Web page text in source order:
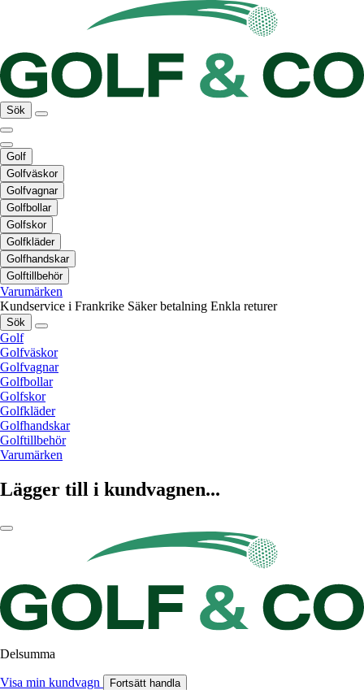
Sök
Golf
Golfväskor
Golfvagnar
Golfbollar
Golfskor
Golfkläder
Golfhandskar
Golftillbehör
Varumärken
Kundservice i Frankrike Säker betalning Enkla returer
Sök
Golf
Golfväskor
Golfvagnar
Golfbollar
Golfskor
Golfkläder
Golfhandskar
Golftillbehör
Varumärken
Lägger till i kundvagnen...
Delsumma
Visa min kundvagn Fortsätt handla